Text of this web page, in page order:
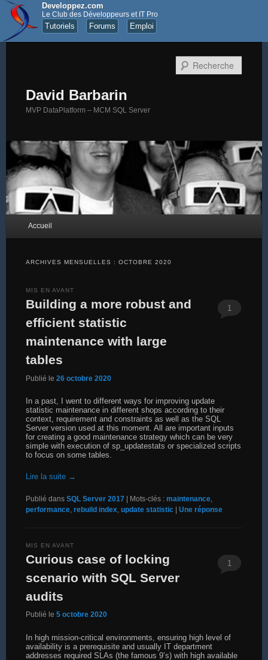
Developpez.com
Le Club des Développeurs et IT Pro
Tutoriels Forums Emploi
David Barbarin
MVP DataPlatform – MCM SQL Server
Aller au contenu principal
Aller au contenu secondaire
Accueil
ARCHIVES MENSUELLES : OCTOBRE 2020
Building a more robust and
efficient statistic
maintenance with large
tables
MIS EN AVANT
Publié le 26 octobre 2020
1
In a past, I went to different ways for improving update
statistic maintenance in different shops according to their
context, requirement and constraints as well as the SQL
Server version used at this moment. All are important inputs
for creating a good maintenance strategy which can be very
simple with execution of sp_updatestats or specialized scripts
to focus on some tables.
Lire la suite →
Publié dans SQL Server 2017 | Mots-clés : maintenance,
performance, rebuild index, update statistic | Uneréponse
Curious case of locking
scenario with SQL Server
audits
MIS EN AVANT
Publié le 5 octobre 2020
1
In high mission-critical environments, ensuring high level of
availability is a prerequisite and usually IT department
addresses required SLAs (the famous 9’s) with high available